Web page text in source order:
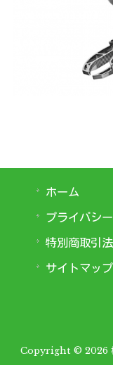
ホーム
プライバシ
特別商取引
サイトマップ
Copyright © 2026